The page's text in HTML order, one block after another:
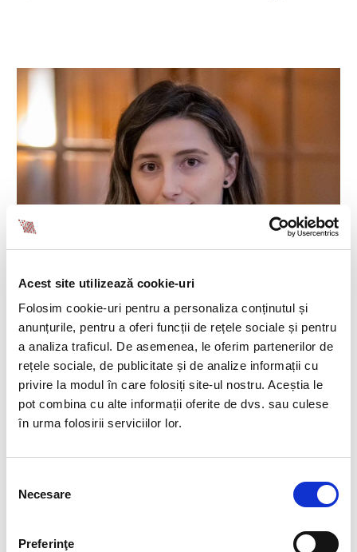
Acest site utilizează cookie-uri
Folosim cookie-uri pentru a personaliza conținutul și
anunțurile, pentru a oferi funcții de rețele sociale și pentru
a analiza traficul. De asemenea, le oferim partenerilor de
rețele sociale, de publicitate și de analize informații cu
privire la modul în care folosiți site-ul nostru. Aceștia le
pot combina cu alte informații oferite de dvs. sau culese
în urma folosirii serviciilor lor.
consimțământului
Necesare
Preferinţe
Georgiana Stroe, Senior HR Consultant, are peste 7 ani de
experienta in echipa BIA HCS.
EXISTA CERERE DIN PARTEA